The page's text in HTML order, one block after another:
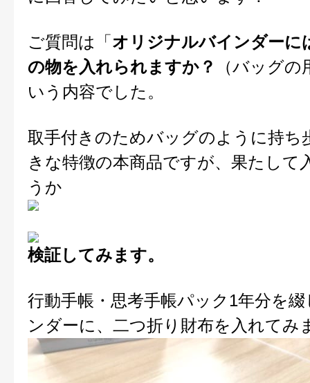
ご質問は「 オリジナルバインダーに
の物を入れられますか？
（バッグ
いう内容でした。
取手付きのためバッグのように持ち
きな特徴の本商品ですが、果たして
うか
検証してみます。
行動手帳・思考手帳パック1年分を
ンダーに、二つ折り財布を入れてみ